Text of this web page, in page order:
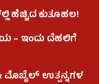
ಹೆಚ್ಚಿದ ಕುತೂಹಲ!
– ಇಂದು ದೆಹಲಿಗೆ
ಮೊಬೈಲ್ ಉತ್ಪನ್ನಗಳ